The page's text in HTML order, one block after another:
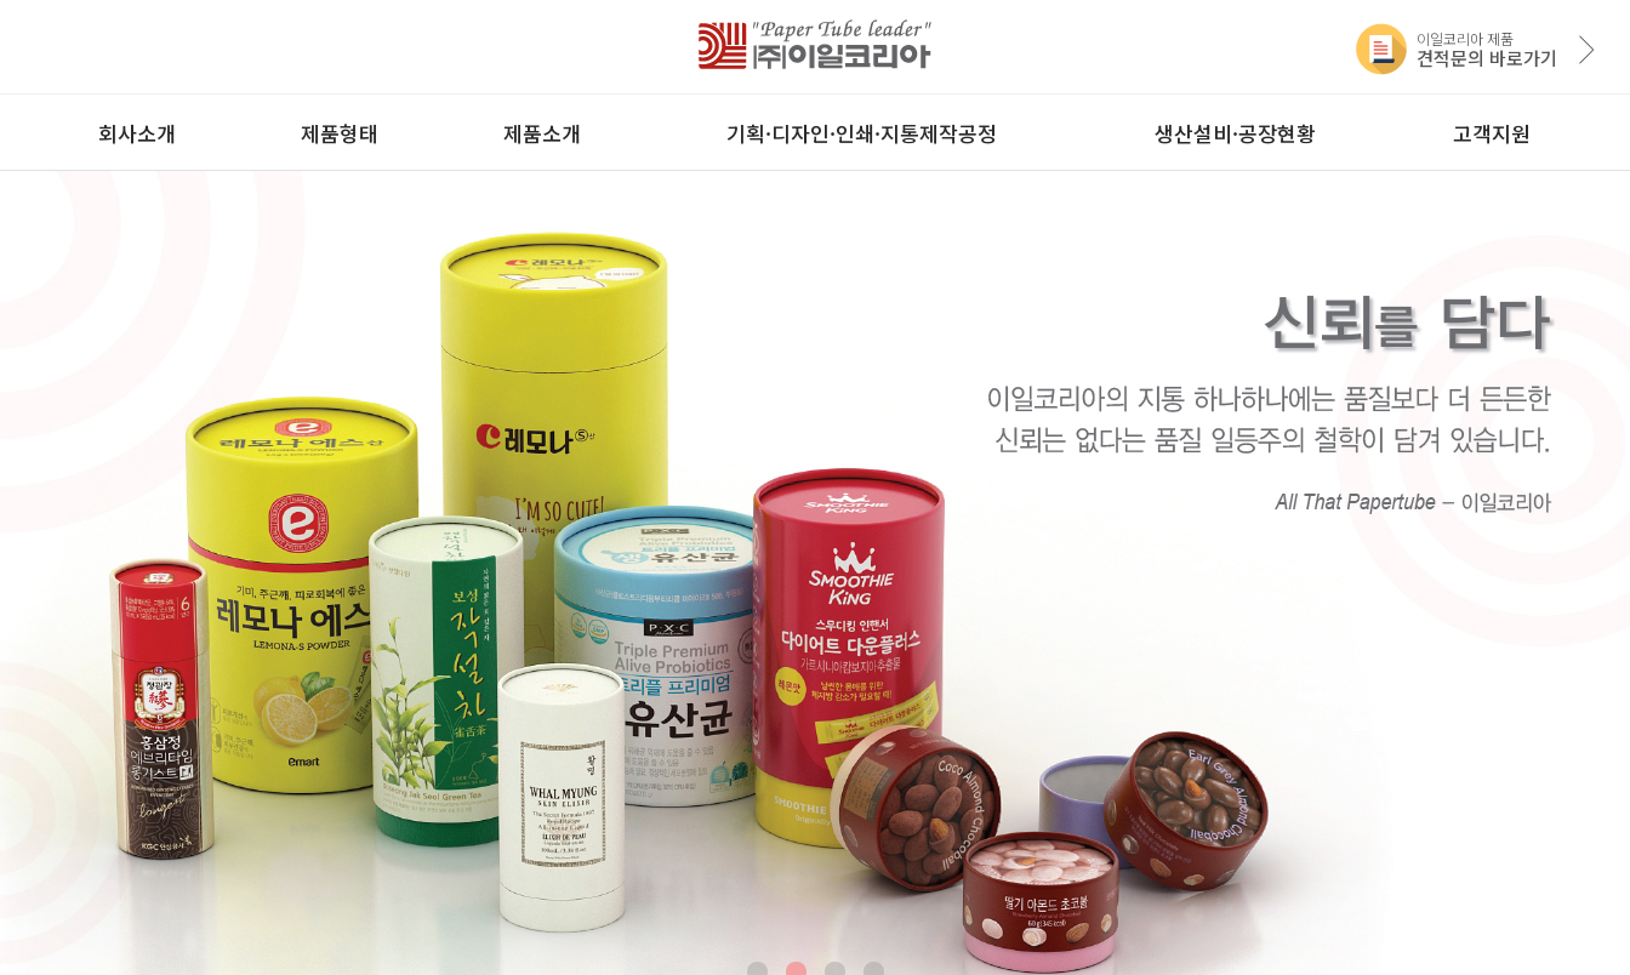
이일코리아 제품
견적문의 바로가기
회사소개 제품형태 제품소개 기획·디자인·인쇄·지통제작공정 생산설비·공장현황 고객지원